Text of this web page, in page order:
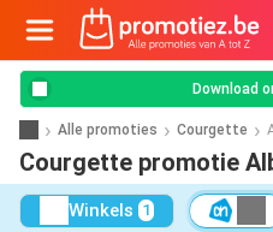
Download
Alle promoties Courgette
Courgette promotie
Winkels 1